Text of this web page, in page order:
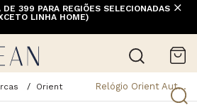
399 PARA REGIÕES SELECIONADAS
LINHA HOME)
Orient Relógio Orient Automático Heritage Masculino Yn6gg004 P1kx - Tamanho U